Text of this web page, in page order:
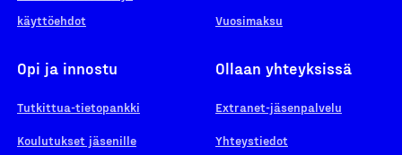
käyttöehdot
Vuosimaksu
Opi ja innostu
Tutkittua-tietopankki
Koulutukset jäsenille
Ollaan yhteyksissä
Extranet-jäsenpalvelu
Yhteystiedot